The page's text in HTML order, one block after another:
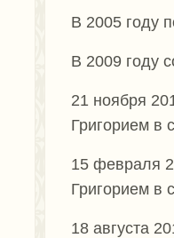
В 2005 году
В 2009 году
21 ноября
Григорием в
15 февраля
Григорием в
18 августа